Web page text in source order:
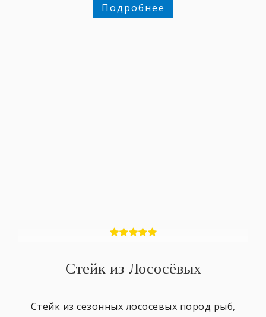
Подробнее
Стейк из Лососёвых
Стейк из сезонных лососёвых пород рыб,